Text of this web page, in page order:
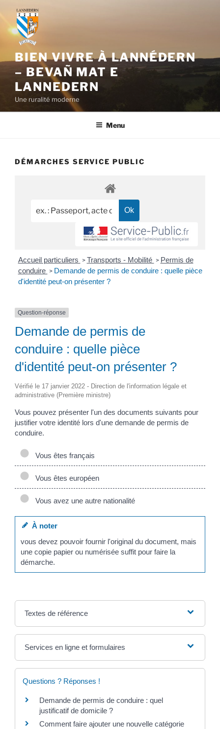
contenu
principal
BIEN VIVRE À LANNÉDERN
– BEVAÑ MAT E
LANNEDERN
Une ruralité moderne
Menu
DÉMARCHES SERVICE PUBLIC
Accueil particuliers > Transports - Mobilité > Permis de
conduire > Demande de permis de conduire : quelle pièce
d'identité peut-on présenter ?
Question-réponse
Demande de permis de
conduire : quelle pièce
d'identité peut-on présenter ?
Vérifié le 17 janvier 2022 - Direction de l'information légale et
administrative (Première ministre)
Vous pouvez présenter l'un des documents suivants pour
justifier votre identité lors d'une demande de permis de
conduire.
Vous êtes français
Vous êtes européen
Vous avez une autre nationalité
À noter
vous devez pouvoir fournir l'original du document, mais
une copie papier ou numérisée suffit pour faire la
démarche.
Textes de référence
Services en ligne et formulaires
Questions ? Réponses !
Demande de permis de conduire : quel
justificatif de domicile ?
Comment faire ajouter une nouvelle catégorie